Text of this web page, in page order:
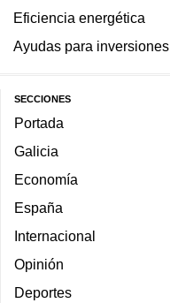
Eficiencia energética
Ayudas para inversiones
SECCIONES
Portada
Galicia
Economía
España
Internacional
Opinión
Deportes